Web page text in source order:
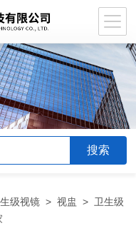
级视镜 >视盅
> 卫生级